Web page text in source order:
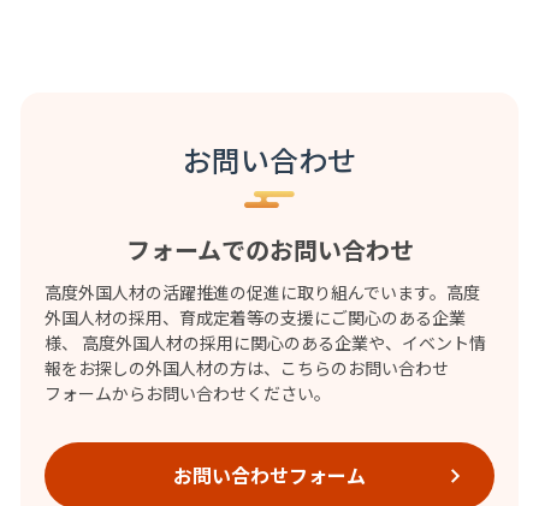
お問い合わせ
フォームでのお問い合わせ
高度外国人材の活躍推進の促進に取り組んでいます。高度
外国人材の採用、育成定着等の支援にご関心のある企業
様、 高度外国人材の採用に関心のある企業や、イベント情
報をお探しの外国人材の方は、こちらのお問い合わせ
フォームからお問い合わせください。
お問い合わせフォーム